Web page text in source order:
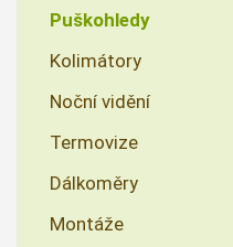
Puškohledy
Kolimátory
Noční vidění
Termovize
Dálkoměry
Montáže